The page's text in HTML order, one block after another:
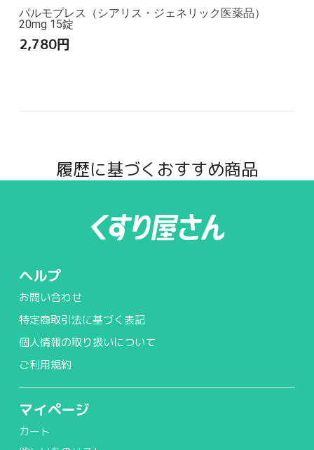
パルモプレス（シアリス・ジェネリック医薬品）
20mg 15錠
2,780円
履歴に基づくおすすめ商品
ヘルプ
お問い合わせ
特定商取引法に基づく表記
個人情報の取り扱いについて
ご利用規約
マイページ
カート